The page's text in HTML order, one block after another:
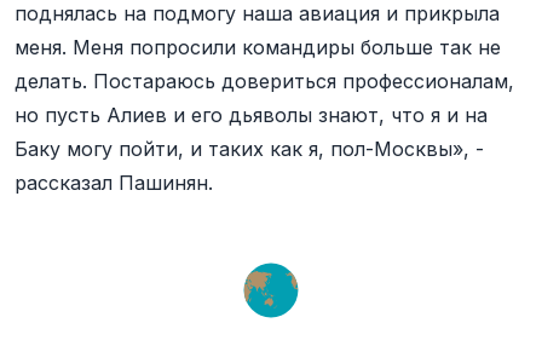
поднялась на подмогу наша авиация и прикрыла
меня. Меня попросили командиры больше так не
делать. Постараюсь довериться профессионалам,
но пусть Алиев и его дьяволы знают, что я и на
Баку могу пойти, и таких как я, пол-Москвы», -
рассказал Пашинян.